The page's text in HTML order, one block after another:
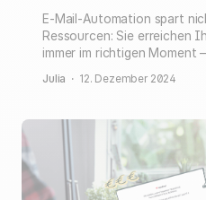
E-Mail-Automation spart
Ressourcen: Sie erreichen
immer im richtigen Moment
zum Einstieg!
Julia · 12. Dezember 2024